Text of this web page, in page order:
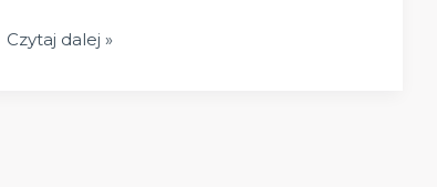
Techniki
Czytaj dalej »